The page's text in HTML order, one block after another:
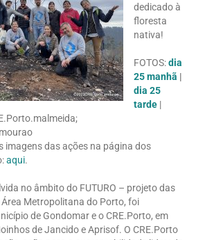
dedicado à
floresta
nativa!
FOTOS:dia
25 manhã |
dia 25
tarde |
imagens das ações na página dos
aqui.
no âmbito do FUTURO – projeto das
Metropolitana do Porto, foi
de Gondomar e o CRE.Porto, em
de Jancido e Aprisof. O CRE.Porto